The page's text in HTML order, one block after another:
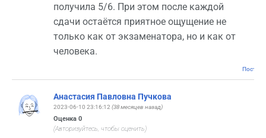
получила 5/6. При этом после каждой
сдачи остаётся приятное ощущение не
только как от экзаменатора, но и как от
человека.
Анастасия Павловна Пучкова
2023-06-10 23:16:12 (38 месяцев назад)
Оценка 0
(Авторизуйтесь, чтобы оценить)